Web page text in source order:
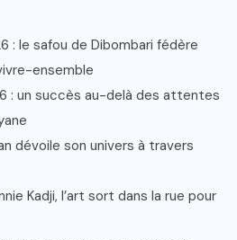
: le safou de Dibombari fédère
ensemble
: un succès au-delà des attentes
dévoile son univers à travers
Kadji, l’art sort dans la rue pour